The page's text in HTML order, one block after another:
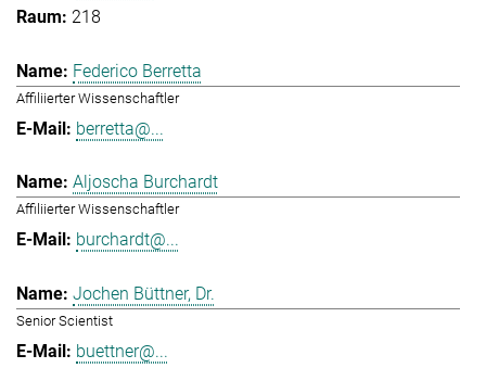
218
Federico Berretta
Affiliierter Wissenschaftler
berretta@...
Aljoscha Burchardt
Affiliierter Wissenschaftler
burchardt@...
Jochen Büttner, Dr.
Senior Scientist
buettner@...